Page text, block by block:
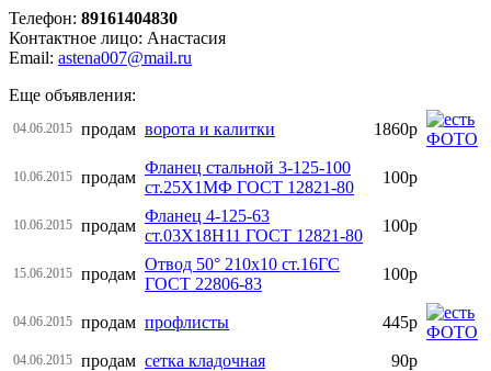
Телефон: 89161404830
Контактное лицо: Анастасия
Email: astena007@mail.ru
Еще объявления:
04.06.2015 продам ворота и калитки 1860р
10.06.2015 продам
Фланец стальной 3-125-100
ст.25Х1МФ ГОСТ 12821-80
100р
10.06.2015 продам
Фланец 4-125-63
ст.03Х18Н11 ГОСТ 12821-80
100р
15.06.2015 продам
Отвод 50° 210х10 ст.16ГС
ГОСТ 22806-83
100р
04.06.2015 продам профлисты 445р
04.06.2015 продам сетка кладочная 90р